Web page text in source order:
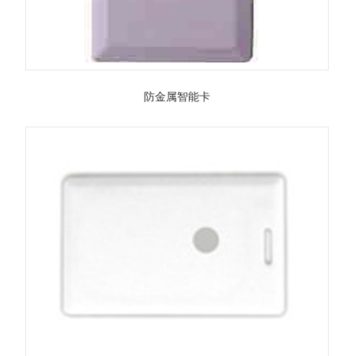
防金属智能卡